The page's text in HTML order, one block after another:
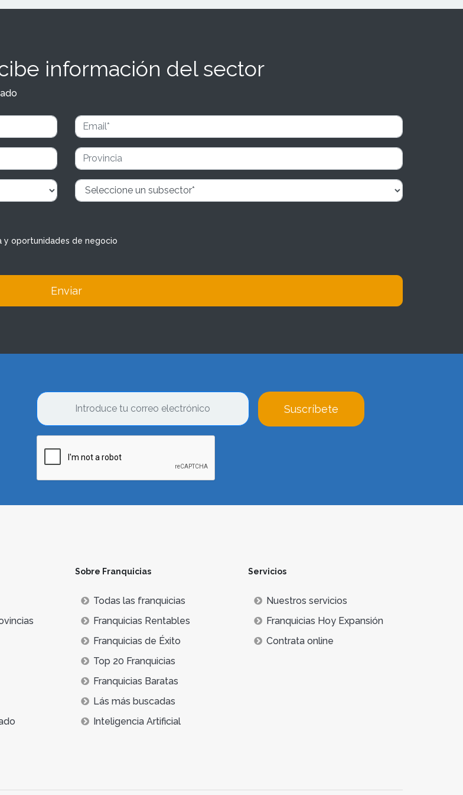
información del sector
y oportunidades de negocio
Enviar
Suscríbete
Sobre Franquicias
Todas las franquicias
Franquicias Rentables
Franquicias de Éxito
Top 20 Franquicias
Franquicias Baratas
Lás más buscadas
Inteligencia Artificial
Servicios
Nuestros servicios
Franquicias Hoy Expansión
Contrata online